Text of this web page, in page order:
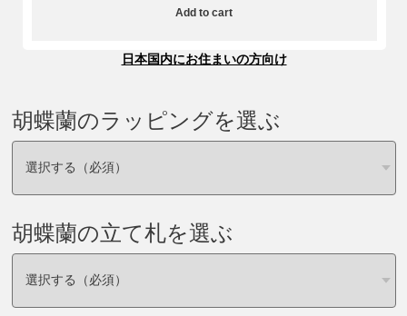
Add to cart
日本国内にお住まいの方向け
胡蝶蘭のラッピングを選ぶ
胡蝶蘭の立て札を選ぶ